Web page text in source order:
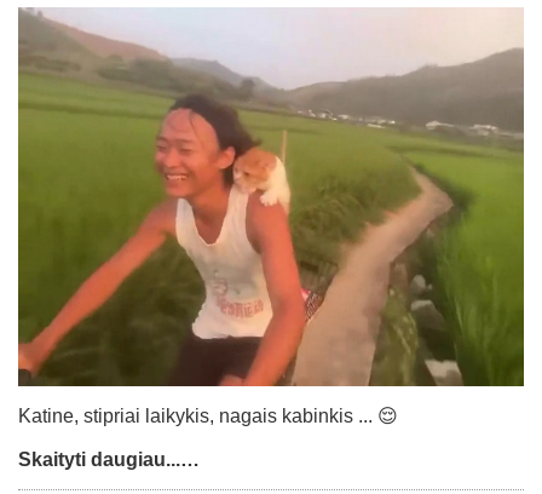
Katine, stipriai laikykis, nagais kabinkis ... 😌
Skaityti daugiau...…